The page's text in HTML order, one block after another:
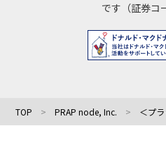
です（証券コ
TOP PRAP node, Inc. ＜プラップノー